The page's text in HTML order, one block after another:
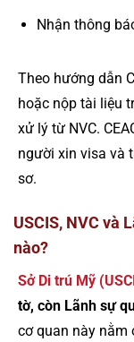
Nhận thông
Theo hướng dẫn
hoặc nộp tài liệu
xử lý từ NVC.
người xin visa và
sơ.
USCIS, NVC và
nào?
Sở Di trú Mỹ
tờ, còn Lãnh sự
cơ quan này nằm